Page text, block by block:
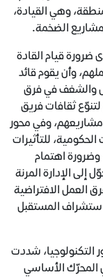
وهي القيادة،
الضخمة.
ضرورة قيام القادة
وأن يقوم قائد
والشغف في فرق
ثقافات فريق
مشاريعهم، وفي محور
للتأثيرات
وضرورة اهتمام
إلى الإدارة المرنة
العمل الافتراضية
المستقبل
التكنولوجيا، شددت
المحرّك الأساسي